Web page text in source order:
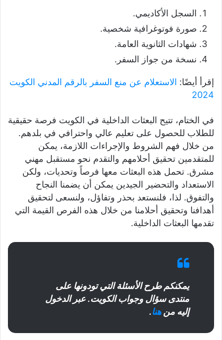
السجل الأكاديمي.
صورة فوتوغرافية شخصية.
شهادات الثانوية العامة.
نسخة من جواز السفر.
إقرأ أيضًا: الاستعلام عن منع السفر بالرقم المدني الكويت
2024
في الختام، تتيح البعثات الداخلية في الكويت فرصة حقيقية
للطلاب للحصول على تعليم عالي واحترافي في بلدهم.
من خلال فهم الشروط والإجراءات اللازمة، يمكن
للمتقدمين تحقيق أحلامهم والتقدم نحو مستقبل مهني
مشرق. تحمل هذه البعثات معها فرصاً وتحديات، ولكن
الاستعداد والتحضير الجيدين يمكن أن يضمنا النجاح
والتفوق. لذا، فلنستعد بحذر وتفاؤل، ولنسعى لتحقيق
أهدافنا وتحقيق أحلامنا من خلال هذه الفرص القيمة التي
تقدمها البعثات الداخلية.
يمكنكم طرح الأسئلة التي تودونها على
منتدى سؤال وجواب الكويت. عبر الدخول
إليه منهنا.